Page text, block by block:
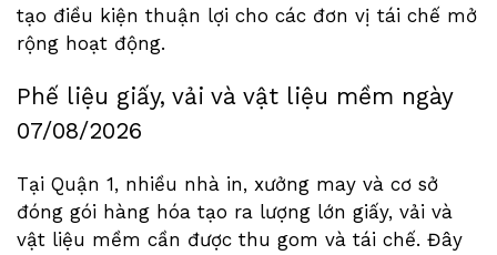
tạo điều kiện thuận lợi cho các đơn vị tái chế mở
rộng hoạt động.
Phế liệu giấy, vải và vật liệu mềm ngày
07/08/2026
Tại Quận 1, nhiều nhà in, xưởng may và cơ sở
đóng gói hàng hóa tạo ra lượng lớn giấy, vải và
vật liệu mềm cần được thu gom và tái chế. Đây